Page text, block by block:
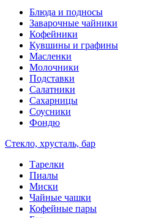
Блюда и подносы
Заварочные чайники
Кофейники
Кувшины и графины
Масленки
Молочники
Подставки
Салатники
Сахарницы
Соусники
Фондю
Стекло, хрусталь, бар
Тарелки
Пиалы
Миски
Чайные чашки
Кофейные пары